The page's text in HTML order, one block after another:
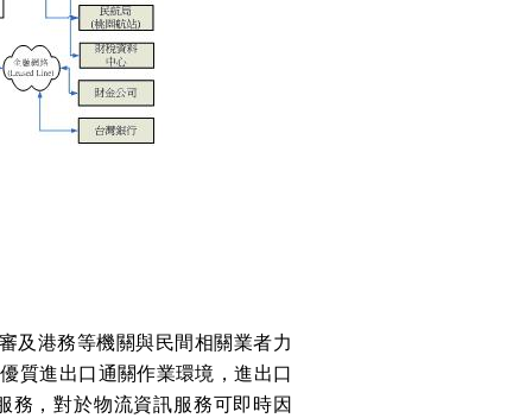
及港務等機關與民間相關業者力
質進出口通關作業環境，進出口
務，對於物流資訊服務可即時因